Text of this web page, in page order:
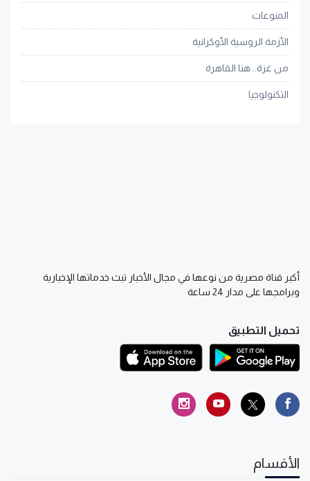
المنوعات
الأزمة الروسية الأوكرانية
من غزة.. هنا القاهرة
التكنولوجيا
أكبر قناة مصرية من نوعها في مجال الأخبار تبث خدماتها الإخبارية
وبرامجها على مدار 24 ساعة
تحميل التطبيق
الأقسام